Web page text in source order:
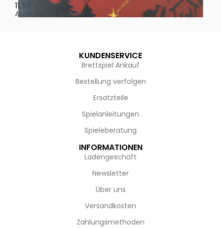
11,95
Ausführung wählen
KUNDENSERVICE
Brettspiel Ankauf
Bestellung verfolgen
Ersatzteile
Spielanleitungen
Spieleberatung
INFORMATIONEN
Ladengeschäft
Newsletter
Über uns
Versandkosten
Zahlungsmethoden